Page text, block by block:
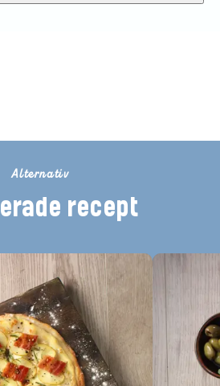
Alternativ
recept